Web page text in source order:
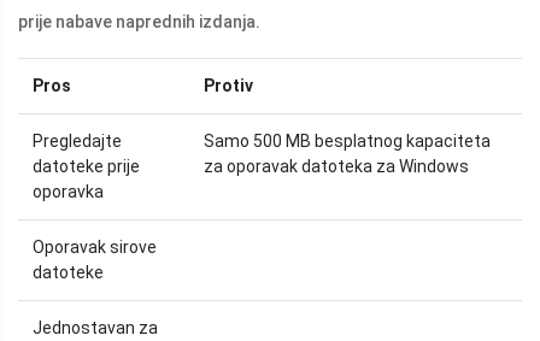
prije nabave naprednih izdanja.
Pros Protiv
Pregledajte
datoteke prije
oporavka
Samo 500 MB besplatnog kapaciteta
za oporavak datoteka za Windows
Oporavak sirove
datoteke
Jednostavan za